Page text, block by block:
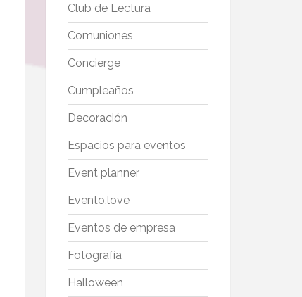
Club de Lectura
Comuniones
Concierge
Cumpleaños
Decoración
Espacios para eventos
Event planner
Evento.love
Eventos de empresa
Fotografía
Halloween